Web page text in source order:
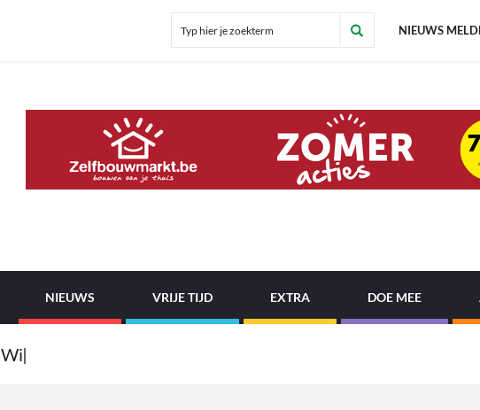
NIEUWS
NIEUWS VRIJE TIJD EXTRA DOE MEE
Wij